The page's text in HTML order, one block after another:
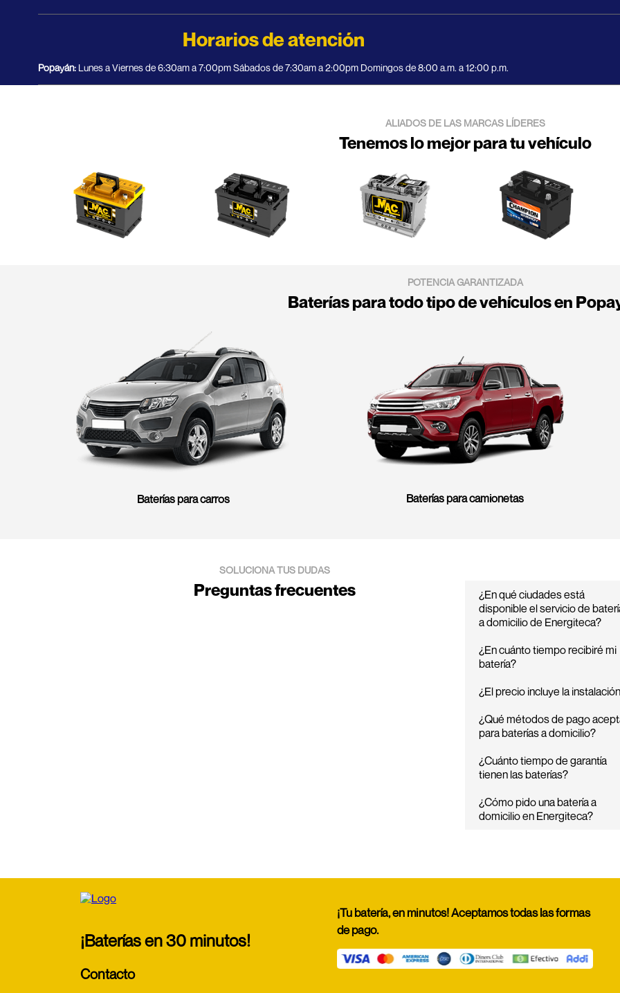
Horarios de atención
Popayán: Lunes a Viernes de 6:30am a 7:00pm Sábados de 7:30am a 2:00pm Domingos de 8:00 a.m. a 12:00 p.m.
ALIADOS DE LAS MARCAS LÍDERES
Tenemos lo mejor para tu vehículo
POTENCIA GARANTIZADA
Baterías para todo tipo de vehículos en
Baterías para carros Baterías para camionetas
SOLUCIONA TUS DUDAS
Preguntas frecuentes
¿En qué ciudades está
disponible el servicio de
a domicilio de Energiteca?
¿En cuánto tiempo recibiré mi
batería?
¿El precio incluye la
¿Qué métodos de pago
para baterías a domicilio?
¿Cuánto tiempo de garantía
tienen las baterías?
¿Cómo pido una batería a
domicilio en Energiteca?
¡Baterías en 30 minutos!
Contacto
¡Tu batería, en minutos! Aceptamos todas las formas
de pago.